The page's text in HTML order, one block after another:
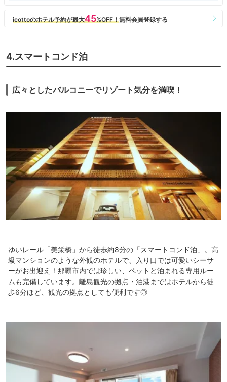
4.スマートコンド泊
広々としたバルコニーでリゾート気分を満喫！
ゆいレール「美栄橋」から徒歩約8分の「スマートコンド泊」。高
級マンションのような外観のホテルで、入り口では可愛いシーサ
ーがお出迎え！那覇市内では珍しい、ペットと泊まれる専用ルー
ムも完備しています。離島観光の拠点・泊港まではホテルから徒
歩6分ほど、観光の拠点としても便利です◎